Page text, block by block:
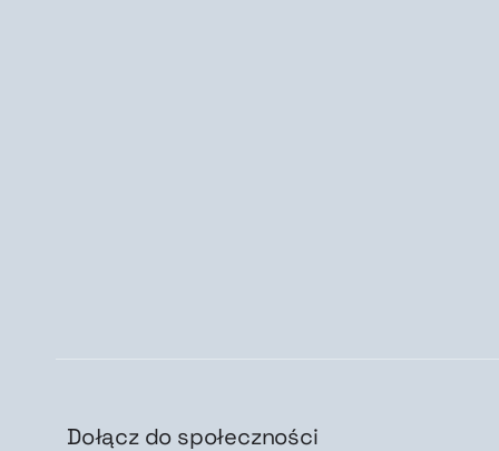
Dołącz do społeczności